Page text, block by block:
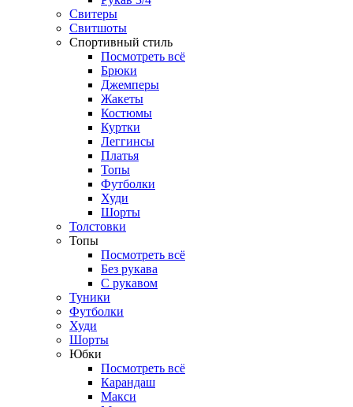
Свитеры
Свитшоты
Спортивный стиль
Посмотреть всё
Брюки
Джемперы
Жакеты
Костюмы
Куртки
Леггинсы
Платья
Топы
Футболки
Худи
Шорты
Толстовки
Топы
Посмотреть всё
Без рукава
С рукавом
Туники
Футболки
Худи
Шорты
Юбки
Посмотреть всё
Карандаш
Макси